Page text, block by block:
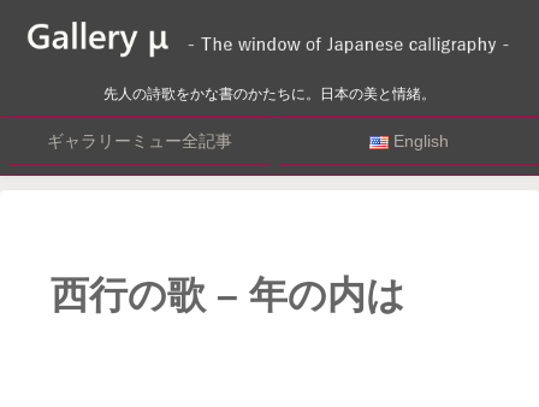
先人の詩歌をかな書のかたちに。日本の美と情緒。
ギャラリーミュー全記事 English
西行の歌 – 年の内は